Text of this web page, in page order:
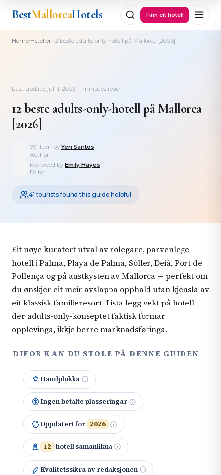
BestMallorcaHotels Finn eit hotell
Home›Hoteller›12 beste adults-only-hotell på Mallorca [2026]
Last update: juli 1, 2026·11 minutes read
12 beste adults-only-hotell på Mallorca
[2026]
Written byYen Santos
Author
Reviewed by Emily Hayes
Editor
41 tourists found this guide helpful
Eit nøye kuratert utval av rolegare, parvenlege
hotell i Palma, Playa de Palma, Sóller, Deià, Port de
Pollença og på austkysten av Mallorca — perfekt om
du ønskjer eit meir avslappa opphald utan kjensla av
eit klassisk familieresort. Lista legg vekt på hotell
der adults-only-konseptet faktisk formar
opplevinga, ikkje berre marknadsføringa.
DIFOR KAN DU STOLE PÅ DENNE GUIDEN
Handplukka
Ingen betalte plasseringar
Oppdatert for 2026
12 hotell samanlikna
Kvalitetssikra av redaksjonen